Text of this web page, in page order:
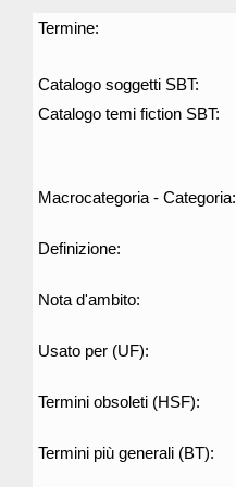
Termine:
Catalogo soggetti SBT:
Catalogo temi fiction SBT:
Macrocategoria - Categoria:
Definizione:
Nota d'ambito:
Usato per (UF):
Termini obsoleti (HSF):
Termini più generali (BT):